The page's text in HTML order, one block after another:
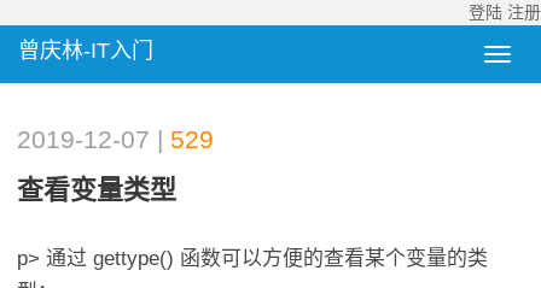
登陆 注册
曾庆林-IT入门
2019-12-07 | 529
查看变量类型
p> 通过 gettype() 函数可以方便的查看某个变量的类